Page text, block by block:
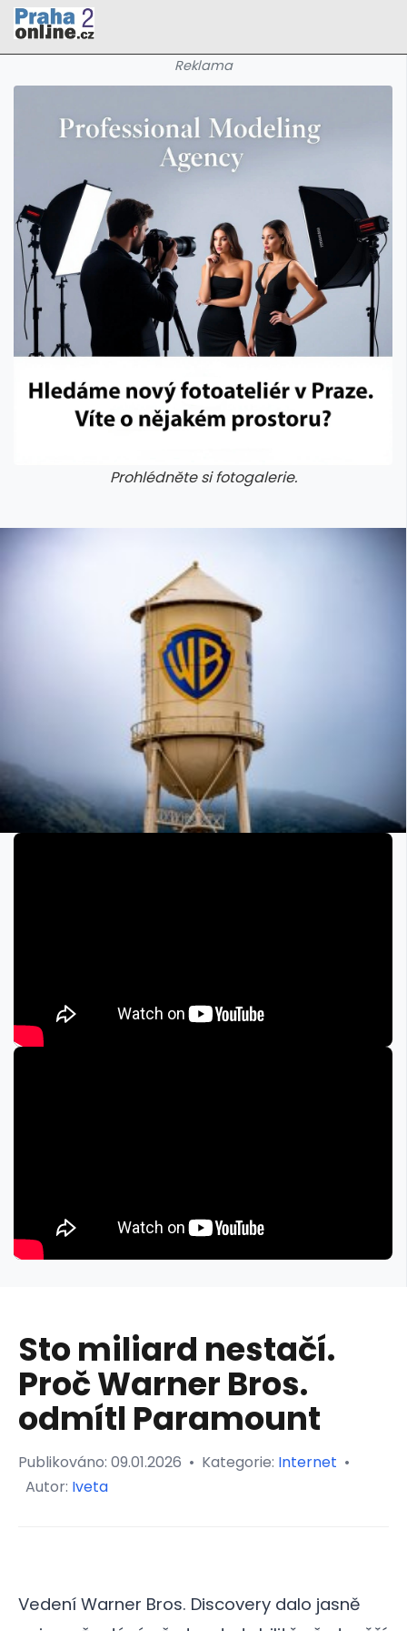
Reklama
Prohlédněte si fotogalerie.
Sto miliard nestačí.
Proč Warner Bros.
odmítl Paramount
Publikováno: 09.01.2026 • Kategorie: Internet •
Autor: Iveta
Vedení Warner Bros. Discovery dalo jasně